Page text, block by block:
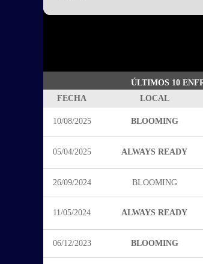
ÚLTIMOS 10
FECHA
LOCAL
10/08/2025 BLOOMING
05/04/2025 ALWAYS READY
26/09/2024 BLOOMING
11/05/2024 ALWAYS READY
06/12/2023 BLOOMING